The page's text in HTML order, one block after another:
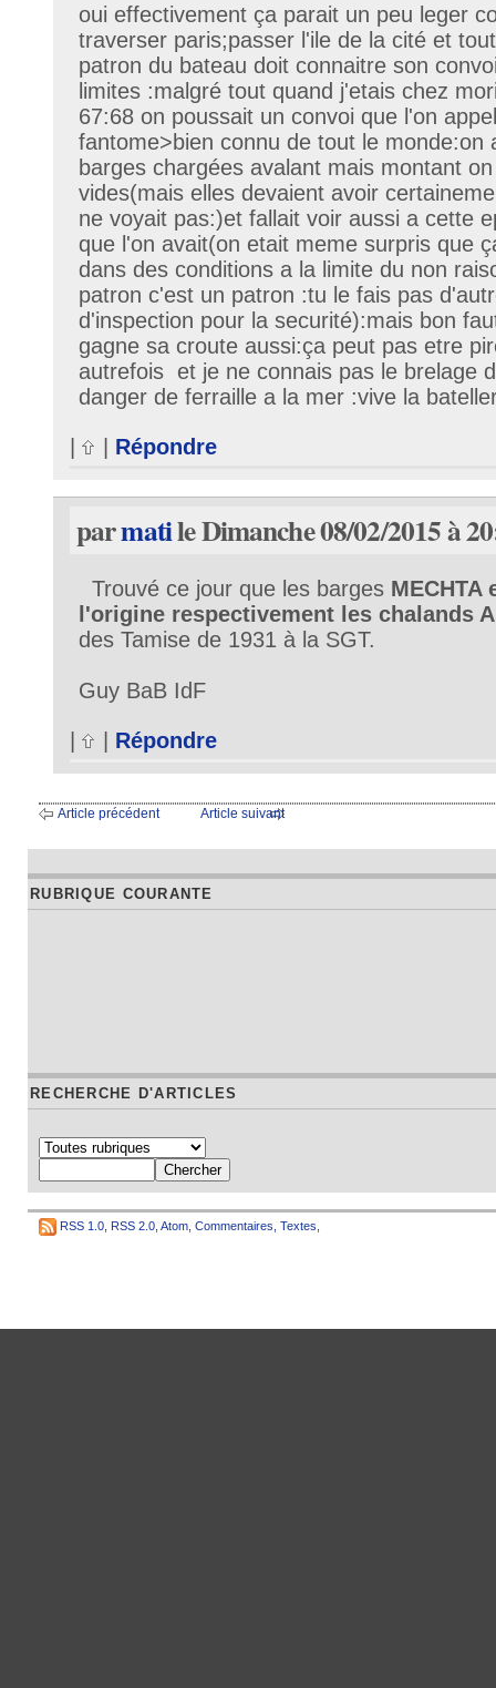
oui effectivement ça parait un peu leger
traverser paris;passer l'ile de la cité et
patron du bateau doit connaitre son
limites :malgré tout quand j'etais chez
67:68 on poussait un convoi que l'on
fantome>bien connu de tout le monde:on
barges chargées avalant mais montant
vides(mais elles devaient avoir
ne voyait pas:)et fallait voir aussi a cette
que l'on avait(on etait meme surpris que
dans des conditions a la limite du non
patron c'est un patron :tu le fais pas
d'inspection pour la securité):mais bon
gagne sa croute aussi:ça peut pas etre
autrefois et je ne connais pas le brelage
danger de ferraille a la mer :vive la
| | Répondre
parmatile Dimanche 08/02/2015 à
Trouvé ce jour que les barges MECHTA
l'origine respectivement les chalands
des Tamise de 1931 à la SGT.
Guy BaB IdF
Répondre
Article précédent Article suivant
RUBRIQUE COURANTE
RECHERCHE D'ARTICLES
RSS 1.0 RSS 2.0 Atom Commentaires Textes